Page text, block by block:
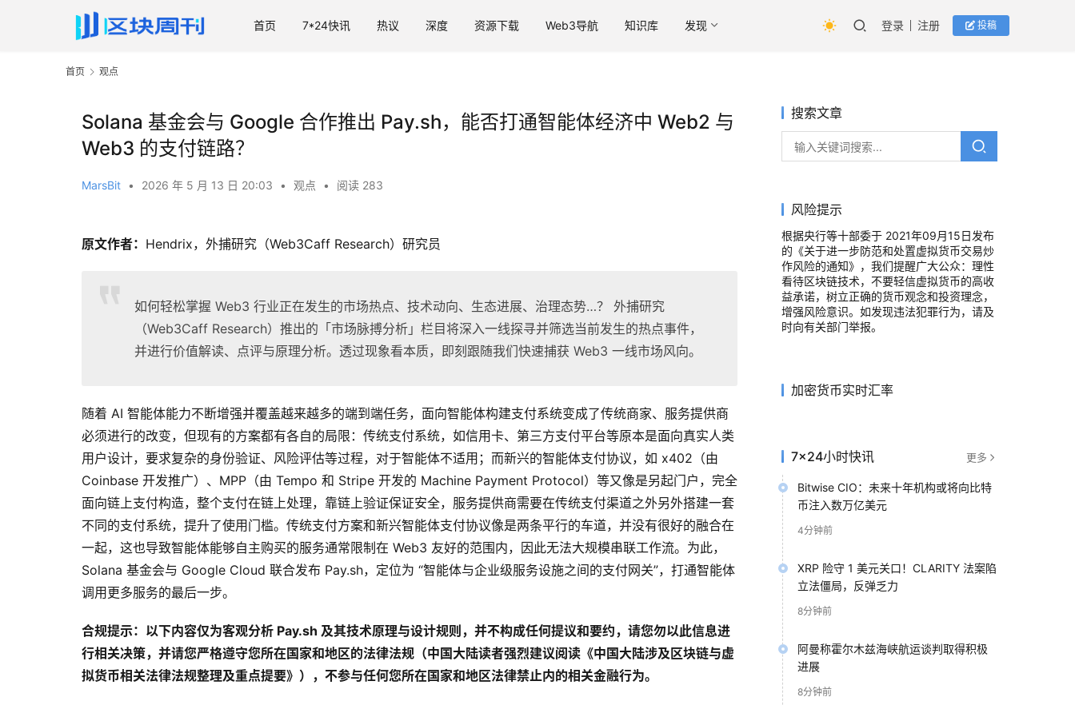
首页 7*24快讯 热议 深度 资源下载 Web3导航 知识库 发现 登录 注册 投稿
首页 观点
Solana 基金会与 Google 合作推出 Pay.sh，能否打通智能体经济中 Web2 与
Web3 的支付链路？
MarsBit • 2026 年 5 月 13 日 20:03 • 观点 • 阅读 283
原文作者： Hendrix，外捕研究（Web3Caff Research）研究员
如何轻松掌握 Web3 行业正在发生的市场热点、技术动向、生态进展、治理态势…？ 外捕研究
（Web3Caff Research）推出的「市场脉搏分析」栏目将深入一线探寻并筛选当前发生的热点事件，
并进行价值解读、点评与原理分析。透过现象看本质，即刻跟随我们快速捕获 Web3 一线市场风向。
随着 AI 智能体能力不断增强并覆盖越来越多的端到端任务，面向智能体构建支付系统变成了传统商家、服务提供商
必须进行的改变，但现有的方案都有各自的局限：传统支付系统，如信用卡、第三方支付平台等原本是面向真实人类
用户设计，要求复杂的身份验证、风险评估等过程，对于智能体不适用；而新兴的智能体支付协议，如 x402（由
Coinbase 开发推广）、MPP（由 Tempo 和 Stripe 开发的 Machine Payment Protocol）等又像是另起门户，完全
面向链上支付构造，整个支付在链上处理，靠链上验证保证安全，服务提供商需要在传统支付渠道之外另外搭建一套
不同的支付系统，提升了使用门槛。传统支付方案和新兴智能体支付协议像是两条平行的车道，并没有很好的融合在
一起，这也导致智能体能够自主购买的服务通常限制在 Web3 友好的范围内，因此无法大规模串联工作流。为此，
Solana 基金会与 Google Cloud 联合发布 Pay.sh，定位为 “智能体与企业级服务设施之间的支付网关”，打通智能体
调用更多服务的最后一步。
合规提示：以下内容仅为客观分析 Pay.sh 及其技术原理与设计规则，并不构成任何提议和要约，请您勿以此信息进
行相关决策，并请您严格遵守您所在国家和地区的法律法规（中国大陆读者强烈建议阅读《中国大陆涉及区块链与虚
拟货币相关法律法规整理及重点提要》），不参与任何您所在国家和地区法律禁止内的相关金融行为。
搜索文章
风险提示
根据央行等十部委于 2021年09月15日发布
的《关于进一步防范和处置虚拟货币交易炒
作风险的通知》，我们提醒广大公众：理性
看待区块链技术，不要轻信虚拟货币的高收
益承诺，树立正确的货币观念和投资理念，
增强风险意识。如发现违法犯罪行为，请及
时向有关部门举报。
加密货币实时汇率
7×24小时快讯 更多
Bitwise CIO：未来十年机构或将向比特
币注入数万亿美元
4分钟前
XRP 险守 1 美元关口！CLARITY 法案陷
立法僵局，反弹乏力
8分钟前
阿曼称霍尔木兹海峡航运谈判取得积极
进展
8分钟前